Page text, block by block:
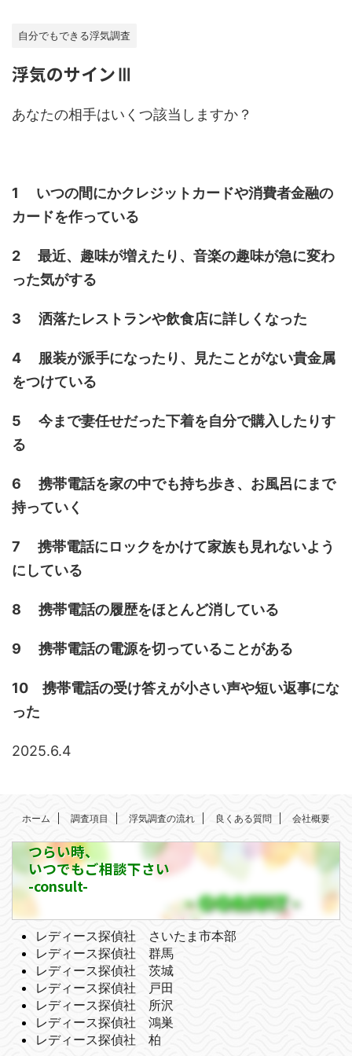
自分でもできる浮気調査
浮気のサインⅢ
あなたの相手はいくつ該当しますか？
1 いつの間にかクレジットカードや消費者金融の
カードを作っている
2 最近、趣味が増えたり、音楽の趣味が急に変わ
った気がする
3 洒落たレストランや飲食店に詳しくなった
4 服装が派手になったり、見たことがない貴金属
をつけている
5 今まで妻任せだった下着を自分で購入したりす
る
6 携帯電話を家の中でも持ち歩き、お風呂にまで
持っていく
7 携帯電話にロックをかけて家族も見れないよう
にしている
8 携帯電話の履歴をほとんど消している
9 携帯電話の電源を切っていることがある
10 携帯電話の受け答えが小さい声や短い返事にな
った
2025.6.4
ホーム 調査項目 浮気調査の流れ 良くある質問 会社概要
つらい時、
いつでもご相談下さい
-consult-
レディース探偵社 さいたま市本部
レディース探偵社 群馬
レディース探偵社 茨城
レディース探偵社 戸田
レディース探偵社 所沢
レディース探偵社 鴻巣
レディース探偵社 柏